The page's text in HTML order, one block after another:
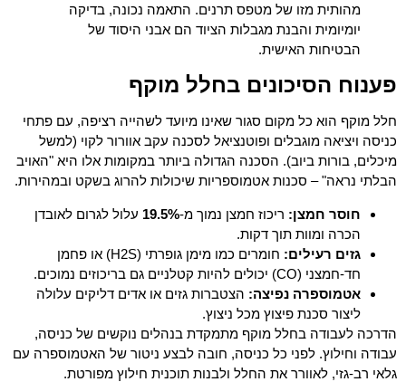
מהותית מזו של מטפס תרנים. התאמה נכונה, בדיקה
יומיומית והבנת מגבלות הציוד הם אבני היסוד של
הבטיחות האישית.
פענוח הסיכונים בחלל מוקף
חלל מוקף הוא כל מקום סגור שאינו מיועד לשהייה רציפה, עם פתחי
כניסה ויציאה מוגבלים ופוטנציאל לסכנה עקב אוורור לקוי (למשל
מיכלים, בורות ביוב). הסכנה הגדולה ביותר במקומות אלו היא "האויב
הבלתי נראה" – סכנות אטמוספריות שיכולות להרוג בשקט ובמהירות.
חוסר חמצן: ריכוז חמצן נמוך מ-19.5% עלול לגרום לאובדן
הכרה ומוות תוך דקות.
גזים רעילים:
חומרים כמו מימן גופרתי (H2S) או פחמן
חד-חמצני (CO) יכולים להיות קטלניים גם בריכוזים נמוכים.
אטמוספרה נפיצה: הצטברות גזים או אדים דליקים עלולה
ליצור סכנת פיצוץ מכל ניצוץ.
הדרכה לעבודה בחלל מוקף מתמקדת בנהלים נוקשים של כניסה,
עבודה וחילוץ. לפני כל כניסה, חובה לבצע ניטור של האטמוספרה עם
גלאי רב-גזי, לאוורר את החלל ולבנות תוכנית חילוץ מפורטת.